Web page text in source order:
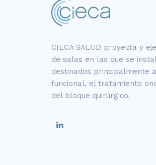
CIECA SALUD proyecta y
de salas en las que se
destinados principalmente
funcional, el tratamiento
del bloque quirúrgico.